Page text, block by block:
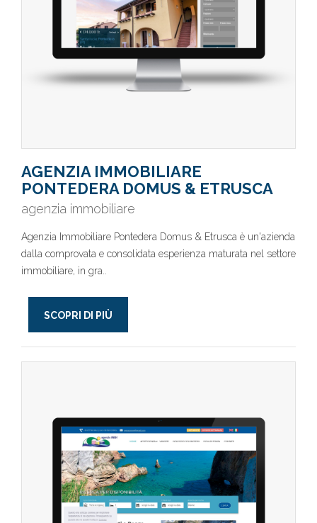
AGENZIA IMMOBILIARE
PONTEDERA DOMUS & ETRUSCA
agenzia immobiliare
Agenzia Immobiliare Pontedera Domus & Etrusca è un'azienda
dalla comprovata e consolidata esperienza maturata nel settore
immobiliare, in gra..
SCOPRI DI PIÙ